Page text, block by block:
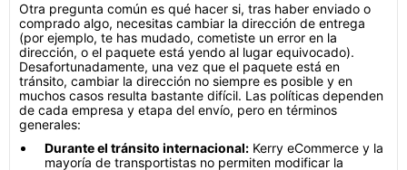
Otra pregunta común es qué hacer si, tras haber enviado o
comprado algo, necesitas cambiar la dirección de entrega
(por ejemplo, te has mudado, cometiste un error en la
dirección, o el paquete está yendo al lugar equivocado).
Desafortunadamente, una vez que el paquete está en
tránsito, cambiar la dirección no siempre es posible y en
muchos casos resulta bastante difícil. Las políticas dependen
de cada empresa y etapa del envío, pero en términos
generales:
Durante el tránsito internacional: Kerry eCommerce y la
mayoría de transportistas no permiten modificar la